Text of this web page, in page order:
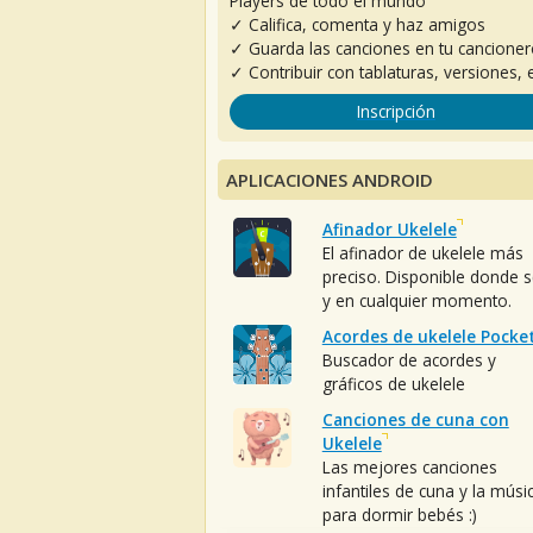
✓ Califica, comenta y haz amigos
✓ Guarda las canciones en tu
✓ Contribuir con tablaturas, versiones,
Inscripción
APLICACIONES ANDROID
Afinador Ukelele
El afinador de ukelele más
preciso. Disponible donde
y en cualquier momento.
Acordes de ukelele
Buscador de acordes y
gráficos de ukelele
Canciones de cuna con
Ukelele
Las mejores canciones
infantiles de cuna y la
para dormir bebés :)